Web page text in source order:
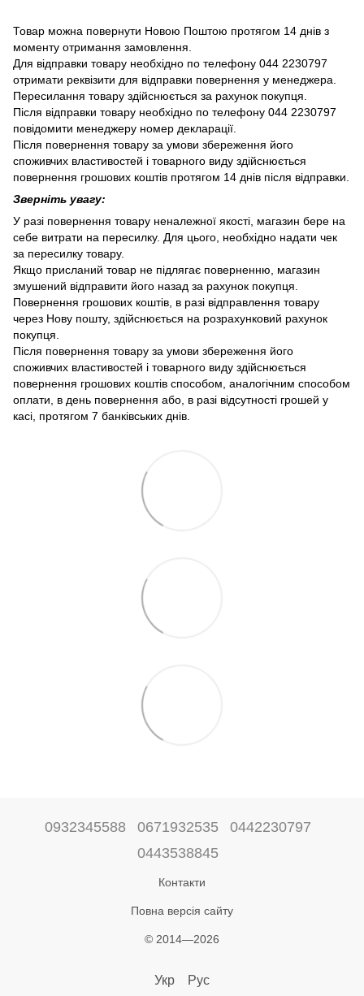
Товар можна повернути Новою Поштою протягом 14 днів з
моменту отримання замовлення.
Для відправки товару необхідно по телефону 044 2230797
отримати реквізити для відправки повернення у менеджера.
Пересилання товару здійснюється за рахунок покупця.
Після відправки товару необхідно по телефону 044 2230797
повідомити менеджеру номер декларації.
Після повернення товару за умови збереження його
споживчих властивостей і товарного виду здійснюється
повернення грошових коштів протягом 14 днів після відправки.
Зверніть увагу:
У разі повернення товару неналежної якості, магазин бере на
себе витрати на пересилку. Для цього, необхідно надати чек
за пересилку товару.
Якщо присланий товар не підлягає поверненню, магазин
змушений відправити його назад за рахунок покупця.
Повернення грошових коштів, в разі відправлення товару
через Нову пошту, здійснюється на розрахунковий рахунок
покупця.
Після повернення товару за умови збереження його
споживчих властивостей і товарного виду здійснюється
повернення грошових коштів способом, аналогічним способом
оплати, в день повернення або, в разі відсутності грошей у
касі, протягом 7 банківських днів.
0932345588 0671932535
0442230797
0443538845
Контакти
Повна версія сайту
© 2014—2026
Укр Рус